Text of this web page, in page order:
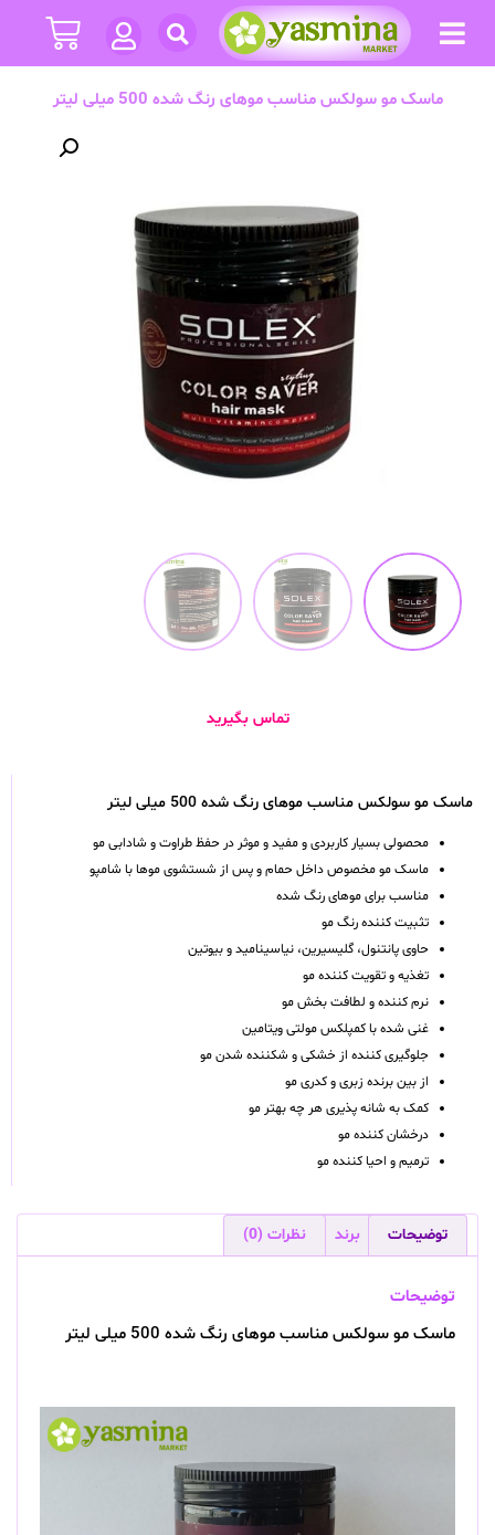
ماسک مو سولکس مناسب موهای رنگ شده 500 میلی لیتر
محصولی بسیار کاربردی و مفید و موثر در حفظ طراوت و شادابی مو
ماسک مو مخصوص داخل حمام و پس از شستشوی موها با شامپو
مناسب برای موهای رنگ شده
تثبیت کننده رنگ مو
حاوی پانتنول، گلیسیرین، نیاسینامید و بیوتین
تغذیه و تقویت کننده مو
نرم کننده و لطافت بخش مو
غنی شده با کمپلکس مولتی ویتامین
جلوگیری کننده از خشکی و شکننده شدن مو
از بین برنده زبری و کدری مو
کمک به شانه پذیری هر چه بهتر مو
درخشان کننده مو
ترمیم و احیا کننده مو
ماسک مو سولکس مناسب موهای رنگ شده 500 میلی لیتر
تماس بگیرید
توضیحات برند نظرات (0)
توضیحات
ماسک مو سولکس مناسب موهای رنگ شده 500 میلی لیتر